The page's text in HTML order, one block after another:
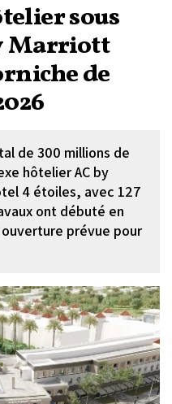
sous
Marriott
de
de 300 millions de
hôtelier AC by
4 étoiles, avec 127
ont débuté en
prévue pour